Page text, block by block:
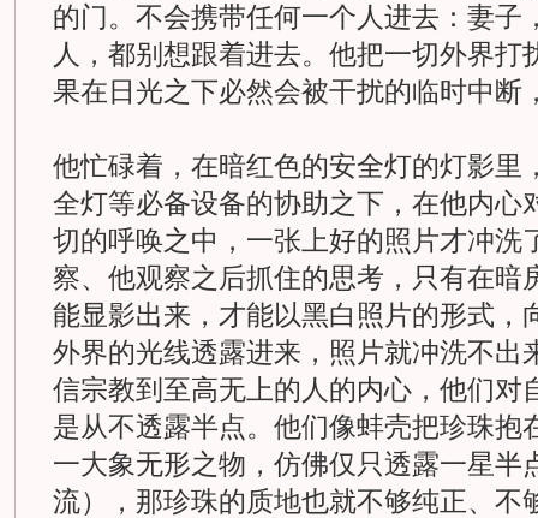
的门。不会携带任何一个人进去：妻子
人，都别想跟着进去。他把一切外界打
果在日光之下必然会被干扰的临时中断
他忙碌着，在暗红色的安全灯的灯影里
全灯等必备设备的协助之下，在他内心
切的呼唤之中，一张上好的照片才冲洗
察、他观察之后抓住的思考，只有在暗
能显影出来，才能以黑白照片的形式，
外界的光线透露进来，照片就冲洗不出
信宗教到至高无上的人的内心，他们对
是从不透露半点。他们像蚌壳把珍珠抱
一大象无形之物，仿佛仅只透露一星半
流），那珍珠的质地也就不够纯正、不